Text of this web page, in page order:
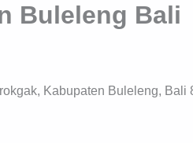
Buleleng Bali
Kabupaten Buleleng, Bali